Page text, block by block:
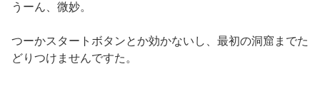
うーん、微妙。
つーかスタートボタンとか効かないし、最初の洞窟までた
どりつけませんですた。